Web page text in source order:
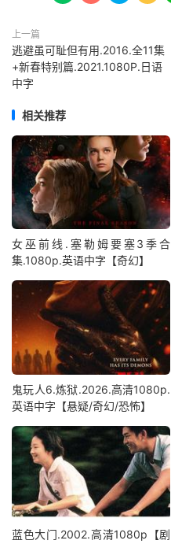
上一篇
逃避虽可耻但有用.2016.全11集
+新春特别篇.2021.1080P.日语
中字
相关推荐
女巫前线.塞勒姆要塞3季合
集.1080p.英语中字【奇幻】
鬼玩人6.炼狱.2026.高清1080p.
英语中字【悬疑/奇幻/恐怖】
蓝色大门.2002.高清1080p【剧